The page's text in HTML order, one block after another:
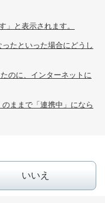
」と表示されます。
たといった場合にどうし
のに、インターネットに
ままで「連携中」になら
いいえ